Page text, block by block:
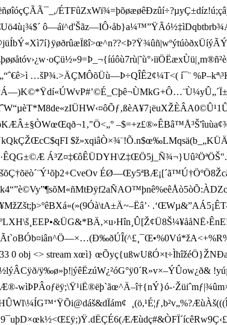
ô—áï^d'Šã ­z—IÔ‹å
@jüÍbÝ«Xì7í}ÿøðrûæ
…šP¾.> ÄÇMÔõÜù—Þ÷QÎÊ2¢¼T<( í¯¨
KÆÂ±§ÒWœŒqð¬1‚"Ö<„° –
$ž»xqiâÒ×¾¨!Õ.n$œ‰LMqsä
G±©Æ
Ä~–Ëâ’· .‘ŒWµ&”AÁ 5¡
<> stream xœì} œ
ÿ‰ø»þ!|ýêËzúW¿²óG°ÿ0´R»v×–ÝÛow¿ð&
wìÞPÂoƒëÿ;\Ÿ¹iË®ëþ`ãœ^Ä–î†{nÝ}ó-
&dÏám¢
ËÇ É6(ÆÆùdç#&ÒFÏ´ícêRw9Ç‹